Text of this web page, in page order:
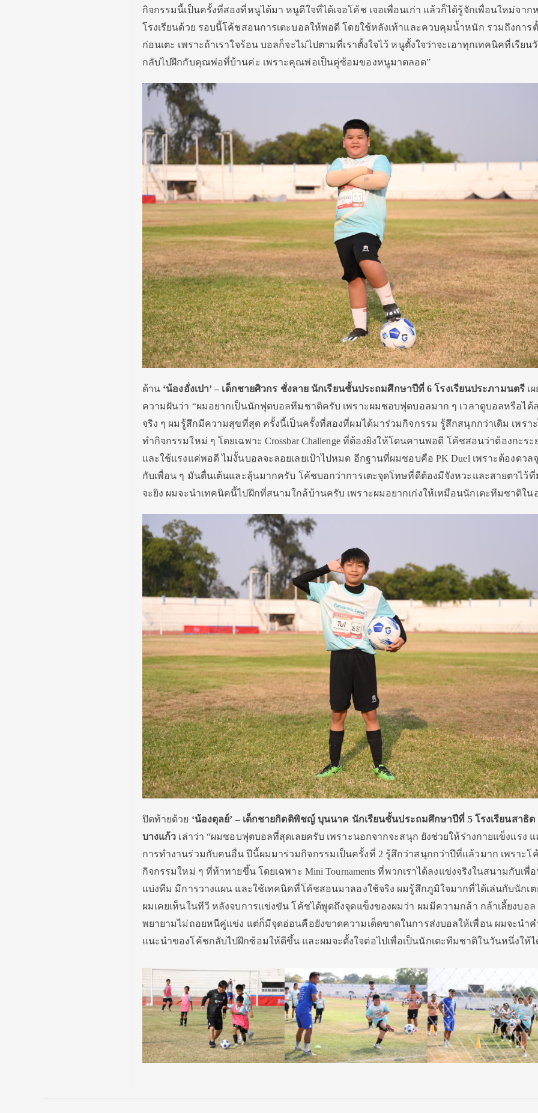
กิจกรรมนี้เป็นครั้งที่สองที่หนูได้มา หนูดีใจที่ได้เจอโค้ช เจอเพื่อนเก่า แล้วก็ได้รู้จักเพื่อนใหม่จาก
โรงเรียนด้วย รอบนี้โค้ชสอนการเตะบอลให้พอดี โดยใช้หลังเท้าและควบคุมน้ำหนัก รวมถึงการ
ก่อนเตะ เพราะถ้าเราใจร้อน บอลก็จะไม่ไปตามที่เราตั้งใจไว้ หนูตั้งใจว่าจะเอาทุกเทคนิคที่เรียน
กลับไปฝึกกับคุณพ่อที่บ้านค่ะ เพราะคุณพ่อเป็นคู่ซ้อมของหนูมาตลอด”
ด้าน ‘น้องอั่งเปา’– เด็กชายศิวกร ชั่งลาย นักเรียนชั้นประถมศึกษาปีที่ 6 โรงเรียนประภามนตรี เ
ความฝันว่า “ผมอยากเป็นนักฟุตบอลทีมชาติครับ เพราะผมชอบฟุตบอลมาก ๆ เวลาดูบอลหรือได้ล
จริง ๆ ผมรู้สึกมีความสุขที่สุด ครั้งนี้เป็นครั้งที่สองที่ผมได้มาร่วมกิจกรรม รู้สึกสนุกกว่าเดิม เพรา
ทำกิจกรรมใหม่ ๆ โดยเฉพาะ Crossbar Challenge ที่ต้องยิงให้โดนคานพอดี โค้ชสอนว่าต้องกะระ
และใช้แรงแค่พอดี ไม่งั้นบอลจะลอยเลยเป้าไปหมด อีกฐานที่ผมชอบคือ PK Duel เพราะต้องดวล
กับเพื่อน ๆ มันตื่นเต้นและลุ้นมากครับ โค้ชบอกว่าการเตะจุดโทษที่ดีต้องมีจังหวะและสายตาไว้ที่
จะยิง ผมจะนำเทคนิคนี้ไปฝึกที่สนามใกล้บ้านครับ เพราะผมอยากเก่งให้เหมือนนักเตะทีมชาติใน
ปิดท้ายด้วย ‘น้องตุลย์’ – เด็กชายกิตติพิชญ์ บุนนาค นักเรียนชั้นประถมศึกษาปีที่ 5 โรงเรียนสาธิต
บางแก้ว เล่าว่า “ผมชอบฟุตบอลที่สุดเลยครับ เพราะนอกจากจะสนุก ยังช่วยให้ร่างกายแข็งแรง แ
การทำงานร่วมกับคนอื่น ปีนี้ผมมาร่วมกิจกรรมเป็นครั้งที่ 2 รู้สึกว่าสนุกกว่าปีที่แล้วมาก เพราะโ
กิจกรรมใหม่ ๆ ที่ท้าทายขึ้น โดยเฉพาะ Mini Tournaments ที่พวกเราได้ลงแข่งจริงในสนามกับเพื่
แบ่งทีม มีการวางแผน และใช้เทคนิคที่โค้ชสอนมาลองใช้จริง ผมรู้สึกภูมิใจมากที่ได้เล่นกับนักเ
ผมเคยเห็นในทีวี หลังจบการแข่งขัน โค้ชได้พูดถึงจุดแข็งของผมว่า ผมมีความกล้า กล้าเลี้ยงบอล
พยายามไม่ถอยหนีคู่แข่ง แต่ก็มีจุดอ่อนคือยังขาดความเด็ดขาดในการส่งบอลให้เพื่อน ผมจะนำค
แนะนำของโค้ชกลับไปฝึกซ้อมให้ดีขึ้น และผมจะตั้งใจต่อไปเพื่อเป็นนักเตะทีมชาติในวันหนึ่งให้ไ